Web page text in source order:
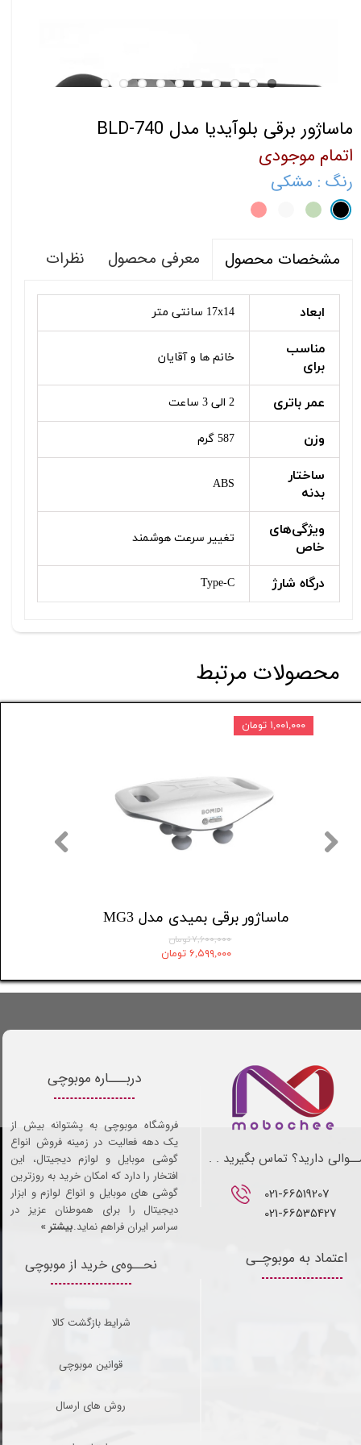
ماساژور برقی بلوآیدیا مدل BLD-740
اتمام موجودی
رنگ : مشکی
مشخصات محصول معرفی محصول نظرات
ابعاد 17x14 سانتی متر
مناسب
برای
خانم ها و آقایان
عمر باتری 2 الی 3 ساعت
وزن 587 گرم
ساختار
بدنه
ABS
ویژگی‌های
خاص
تغییر سرعت هوشمند
درگاه شارژ Type-C
محصولات مرتبط
ماساژور برقی بمیدی مدل MG3
۷,۶۰۰,۰۰۰ تومان
۶,۵۹۹,۰۰۰ تومان
۱,۰۰۱,۰۰۰ تومان
021-66519207​​​​​​​
021-66535427
دارید؟ تماس بگیرید . .
نحــوه‌ی خرید از موبوچی
شرایط بازگشت کالا
قوانین موبوچی
روش های ارسال
اعتماد به موبوچـی
دربـــاره موبوچی
فروشگاه موبوچی به پشتوانه بیش از
یک دهه فعالیت در زمینه فروش انواع
گوشی موبایل و لوازم دیجیتال، این
افتخار را دارد که امکان خرید به روزترین
گوشی های موبایل و انواع لوازم و ابزار
دیجیتال را برای هموطنان عزیز در
سراسر ایران فراهم نماید.بیشتر »